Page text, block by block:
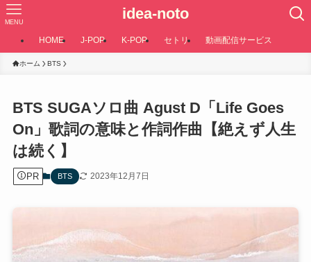
idea-noto
MENU
HOME J-POP K-POP セトリ 動画配信サービス
ホーム BTS
BTS SUGAソロ曲 Agust D「Life Goes
On」歌詞の意味と作詞作曲【絶えず人生
は続く】
PR BTS 2023年12月7日